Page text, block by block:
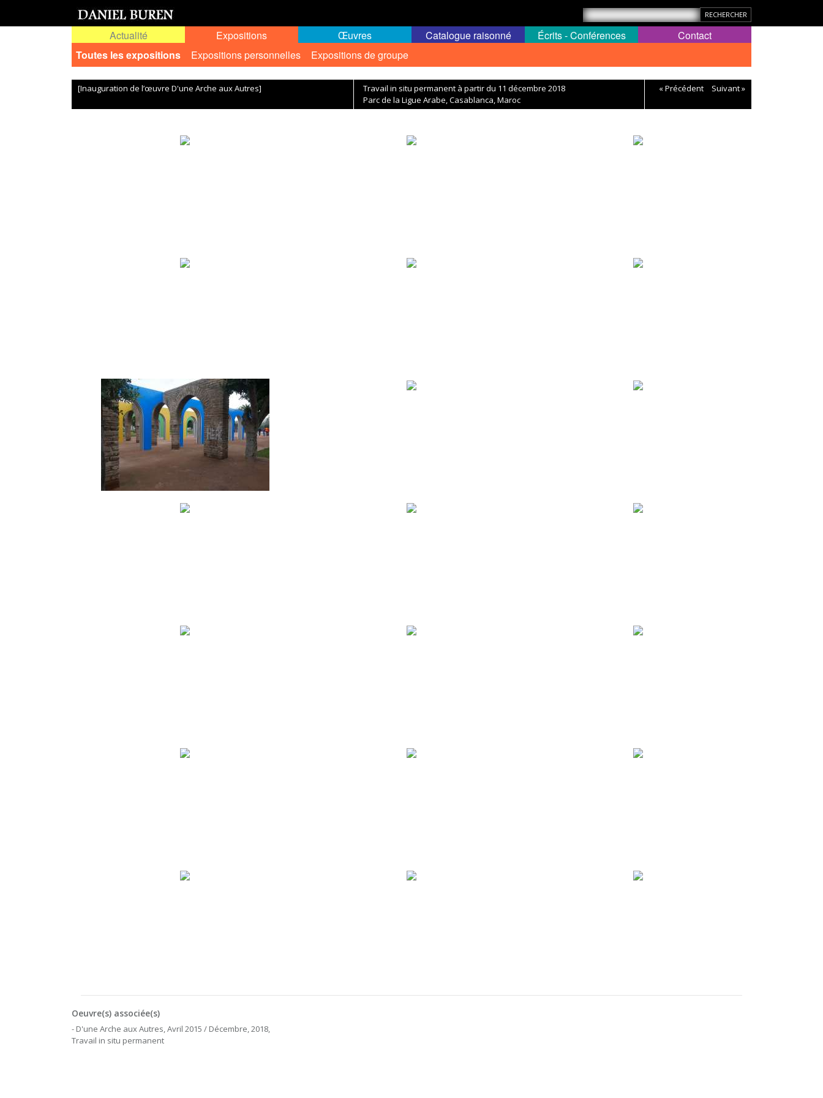
Actualité
Expositions
Toutes les expositions
Expositions personnelles Expositions de groupe
Œuvres Catalogue raisonné Écrits - Conférences Contact
[Inauguration de l’œuvre D'une Arche aux Autres]
Travail in situ permanent à partir du 11 décembre 2018
Parc de la Ligue Arabe, Casablanca, Maroc
« Précédent Suivant »
Oeuvre(s) associée(s)
- D'une Arche aux Autres, Avril 2015 / Décembre, 2018,
Travail in situ permanent